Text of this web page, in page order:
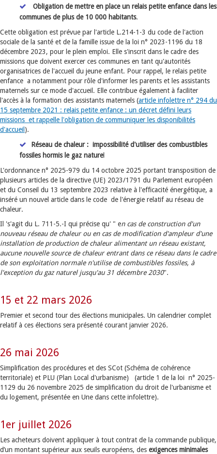
Obligation de mettre en place un relais petite enfance dans les
communes de plus de 10 000 habitants.
Cette obligation est prévue par l'article L.214-1-3 du code de l'action
sociale de la santé et de la famille issue de la loi n° 2023-1196 du 18
décembre 2023, pour le plein emploi. Elle s'inscrit dans le cadre des
missions que doivent exercer ces communes en tant qu'autorités
organisatrices de l'accueil du jeune enfant. Pour rappel, le relais petite
enfance a notamment pour rôle d'informer les parents et les assistants
maternels sur ce mode d'accueil. Elle contribue également à faciliter
l'accès à la formation des assistants maternels (article infolettre n° 294 du
15 septembre 2021 : relais petite enfance : un décret défini leurs
missions et rappelle l'obligation de communiquer les disponibilités
d'accueil ).
Réseau de chaleur : impossibilité d'utiliser des combustibles
fossiles hormis le gaz naturel
L'ordonnance n° 2025-979 du 14 octobre 2025 portant transposition de
plusieurs articles de la directive (UE) 2023/1791 du Parlement européen
et du Conseil du 13 septembre 2023 relative à l'efficacité énergétique, a
inséré un nouvel article dans le code de l'énergie relatif au réseau de
chaleur.
Il 's'agit du L. 711-5.-I qui précise qu' " en cas de construction d'un
nouveau réseau de chaleur ou en cas de modification d'ampleur d'une
installation de production de chaleur alimentant un réseau existant,
aucune nouvelle source de chaleur entrant dans ce réseau dans le cadre
de son exploitation normale n'utilise de combustibles fossiles, à
l'exception du gaz naturel jusqu'au 31 décembre 2030".
15 et 22 mars 2026
Premier et second tour des élections municipales. Un calendrier complet
relatif à ces élections sera présenté courant janvier 2026.
26 mai 2026
Simplification des procédures et des SCot (Schéma de cohérence
territoriale) et PLU (Plan Local d'urbanisme) (article 1 de la loi n° 2025-
1129 du 26 novembre 2025 de simplification du droit de l'urbanisme et
du logement, présentée en Une dans cette infolettre).
1er juillet 2026
Les acheteurs doivent appliquer à tout contrat de la commande publique,
d’un montant supérieur aux seuils européens, des exigences minimales